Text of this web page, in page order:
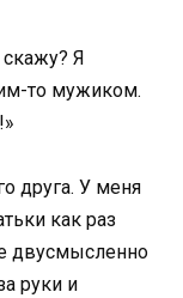
скажу? Я
то мужиком.
друга. У меня
как раз
двусмысленно
руки и